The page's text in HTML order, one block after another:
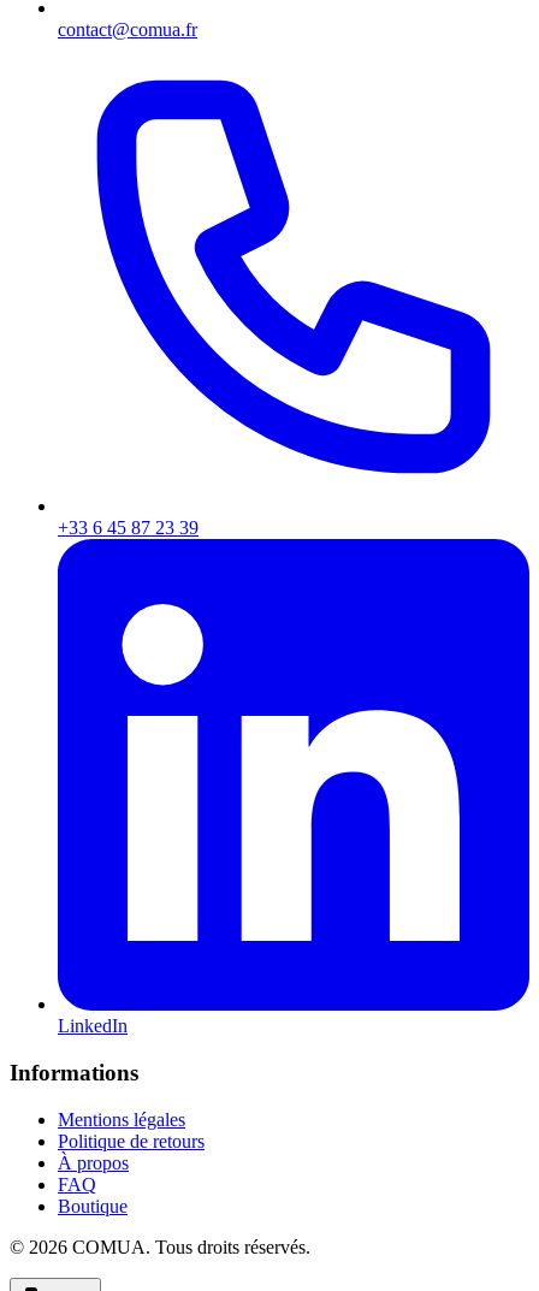
contact@comua.fr
+33 6 45 87 23 39
LinkedIn
Informations
Mentions légales
Politique de retours
À propos
FAQ
Boutique
© 2026 COMUA. Tous droits réservés.